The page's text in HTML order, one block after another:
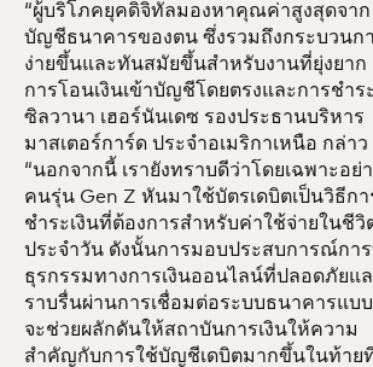
“ผู้บริโภคยุคดิจิทัลมองหาคุณค่าสูงสุดจาก
บัญชีธนาคารของตน ซึ่งรวมถึงกระบวนก
ง่ายขึ้นและทันสมัยขึ้นสำหรับงานที่ยุ่งยาก
การโอนเงินเข้าบัญชีโดยตรงและการชำร
ซิลวานา เฮอร์นันเดซ รองประธานบริหาร
มาสเตอร์การ์ด ประจำอเมริกาเหนือ กล่าว
“นอกจากนี้ เรายังทราบดีว่าโดยเฉพาะอย่า
คนรุ่น Gen Z หันมาใช้บัตรเดบิตเป็นวิธีกา
ชำระเงินที่ต้องการสำหรับค่าใช้จ่ายในชีวิ
ประจำวัน ดังนั้นการมอบประสบการณ์กา
ธุรกรรมทางการเงินออนไลน์ที่ปลอดภัยแล
ราบรื่นผ่านการเชื่อมต่อระบบธนาคารแบบ
จะช่วยผลักดันให้สถาบันการเงินให้ความ
สำคัญกับการใช้บัญชีเดบิตมากขึ้นในท้าย